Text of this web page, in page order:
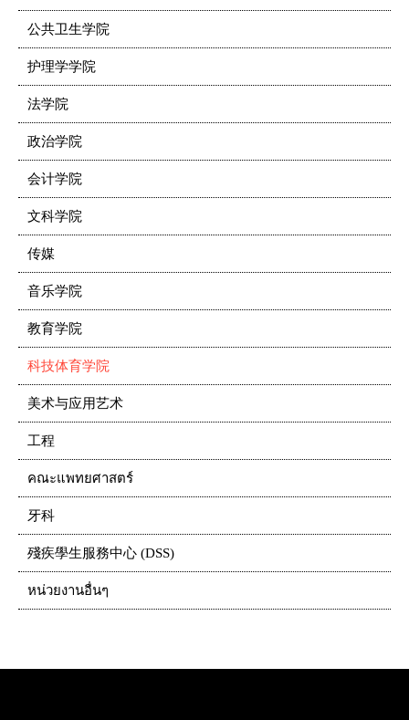
公共卫生学院
护理学学院
法学院
政治学院
会计学院
文科学院
传媒
音乐学院
教育学院
科技体育学院
美术与应用艺术
工程
คณะแพทยศาสตร์
牙科
殘疾學生服務中心 (DSS)
หน่วยงานอื่นๆ